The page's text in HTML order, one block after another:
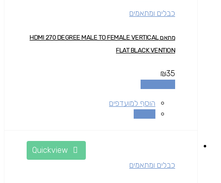
כבלים ומתאמים
מתאם HDMI 270 DEGREE MALE TO FEMALE VERTICAL
FLAT BLACK VENTION
₪35
הוסף למועדפים
כבלים ומתאמים